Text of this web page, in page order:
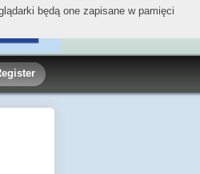
będą one zapisane w pamięci